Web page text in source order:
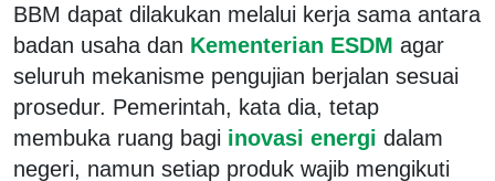
BBM dapat dilakukan melalui kerja sama antara
badan usaha dan Kementerian ESDM agar
seluruh mekanisme pengujian berjalan sesuai
prosedur. Pemerintah, kata dia, tetap
membuka ruang bagi inovasi energi dalam
negeri, namun setiap produk wajib mengikuti